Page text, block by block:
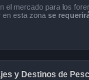
el mercado para los
en esta zona se
y Destinos de